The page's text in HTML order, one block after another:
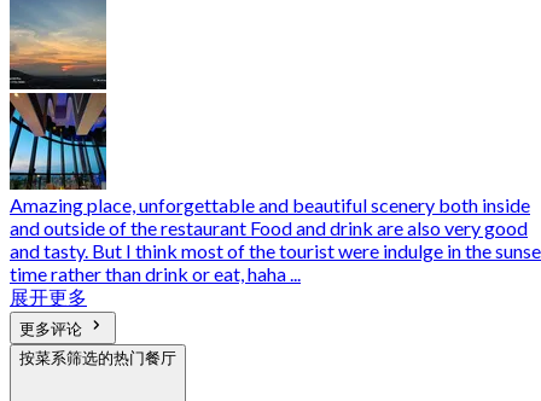
Amazing place, unforgettable and beautiful scenery both inside
and outside of the restaurant Food and drink are also very good
and tasty. But I think most of the tourist were indulge in the
time rather than drink or eat, haha ...
展开更多
更多评论
按菜系筛选的热门餐厅